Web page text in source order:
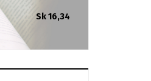
Sk 16,34